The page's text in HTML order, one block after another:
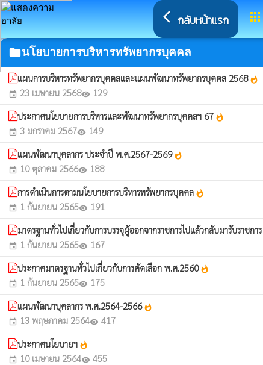
arrow_back_ios กลับหน้าแรก apps
folderนโยบายการบริหารทรัพยากรบุคคล
แผนการบริหารทรัพยากรบุคคลและแผนพัฒนาทรัพยากรบุคคล 2568whatshot
event 23 เมษายน 2568visibility 129
ประกาศนโยบายการบริหารและพัฒนาทรัพยากรบุคคลฯ 67 whatshot
event 3 มกราคม 2567visibility 149
แผนพัฒนาบุคลากร ประจำปี พ.ศ.2567-2569whatshot
event 10 ตุลาคม 2566visibility 188
การดำเนินการตามนโยบายการบริหารทรัพยากรบุคคล whatshot
event 1 กันยายน 2565visibility 191
มาตรฐานทั่วไปเกี่ยวกับการบรรจุผู้ออกจากราชการไปแล้วกลับมารับราชการ
event 1 กันยายน 2565visibility 167
ประกาศมาตรฐานทั่วไปเกี่ยวกับการคัดเลือก พ.ศ.2560whatshot
event 1 กันยายน 2565visibility 175
แผนพัฒนาบุคลากร พ.ศ.2564-2566whatshot
event 13 พฤษภาคม 2564visibility 417
ประกาศนโยบายฯ whatshot
event 10 เมษายน 2564visibility 455